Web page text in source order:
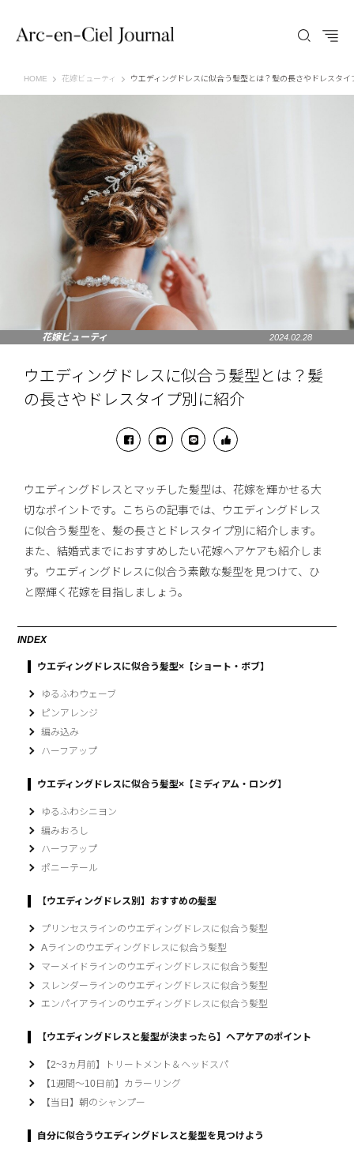
HOME Arc-en-Ciel Journal（アルカンシエル ジャーナル）
花嫁ビューティ ウエディングドレスに似合う髪型とは？髪の長さやドレスタイ
花嫁ビューティ 2024.02.28
ウエディングドレスに似合う髪型とは？髪
の長さやドレスタイプ別に紹介
ウエディングドレスとマッチした髪型は、花嫁を輝かせる大
切なポイントです。こちらの記事では、ウエディングドレス
に似合う髪型を、髪の長さとドレスタイプ別に紹介します。
また、結婚式までにおすすめしたい花嫁ヘアケアも紹介しま
す。ウエディングドレスに似合う素敵な髪型を見つけて、ひ
と際輝く花嫁を目指しましょう。
INDEX
ウエディングドレスに似合う髪型×【ショート・ボブ】
ゆるふわウェーブ
ピンアレンジ
編み込み
ハーフアップ
ウエディングドレスに似合う髪型×【ミディアム・ロング】
ゆるふわシニヨン
編みおろし
ハーフアップ
ポニーテール
【ウエディングドレス別】おすすめの髪型
プリンセスラインのウエディングドレスに似合う髪型
Aラインのウエディングドレスに似合う髪型
マーメイドラインのウエディングドレスに似合う髪型
スレンダーラインのウエディングドレスに似合う髪型
エンパイアラインのウエディングドレスに似合う髪型
【ウエディングドレスと髪型が決まったら】ヘアケアのポイント
【2~3ヵ月前】トリートメント＆ヘッドスパ
【1週間～10日前】カラーリング
【当日】朝のシャンプー
自分に似合うウエディングドレスと髪型を見つけよう